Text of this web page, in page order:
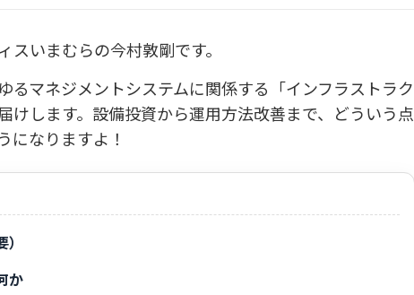
いまむらの今村敦剛です。
るマネジメントシステムに関係する「インフラストラク
けします。設備投資から運用方法改善まで、どういう点
になりますよ！
か